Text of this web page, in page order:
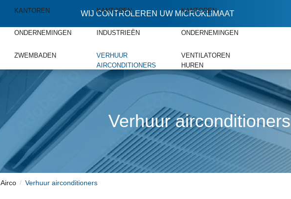
WIJ CONTROLEREN UW MICROKLIMAAT
KANTOREN
ONDERNEMINGEN
ZWEMBADEN
KANTOREN
INDUSTRIEËN
VERHUUR
AIRCONDITIONERS
KANTOREN
ONDERNEMINGEN
VENTILATOREN
HUREN
Verhuur airconditioners
Airco Verhuur airconditioners